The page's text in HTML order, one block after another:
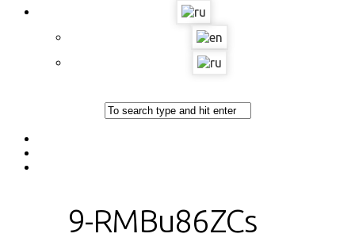
9-RMBu86ZCs